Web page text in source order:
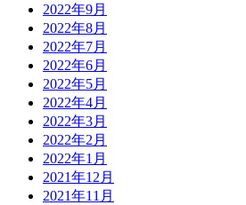
2022年9月
2022年8月
2022年7月
2022年6月
2022年5月
2022年4月
2022年3月
2022年2月
2022年1月
2021年12月
2021年11月